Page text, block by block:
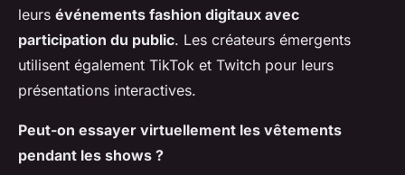
leurs événements fashion digitaux avec
participation du public. Les créateurs émergents
utilisent également TikTok et Twitch pour leurs
présentations interactives.
Peut-on essayer virtuellement les vêtements
pendant les shows ?